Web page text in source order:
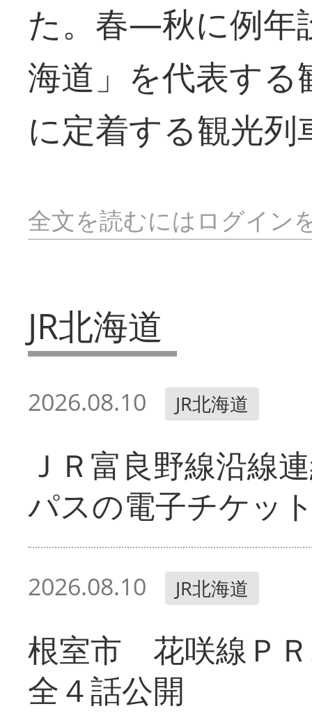
た。春―秋に例年
海道」を代表す
に定着する観光列
全文を読むにはログイン
JR北海道
2026.08.10 JR北海道
ＪＲ富良野線沿線
パスの電子チケッ
2026.08.10 JR北海道
根室市 花咲線Ｐ
全４話公開